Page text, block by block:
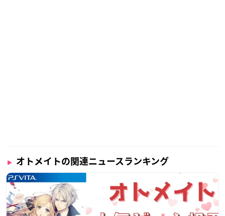
ディレクター：斉藤あさみ
シナリオライター：雨宮うた
イラストレーター：花羽彩
主題歌：緒方恵美
オトメイトの関連ニュースランキング